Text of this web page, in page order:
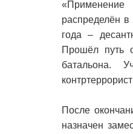
«Применение
распределён
года –
Прошёл путь
батальона.
После
назначен